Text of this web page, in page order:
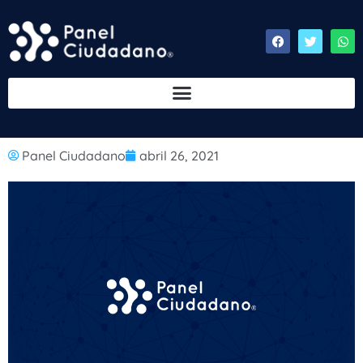
Panel Ciudadano abril 26, 2021